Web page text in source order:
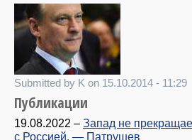
Submitted by K on 15.10.2014 - 11:29
Публикации
19.08.2022 – Запад не
с Россией, — Патрушев